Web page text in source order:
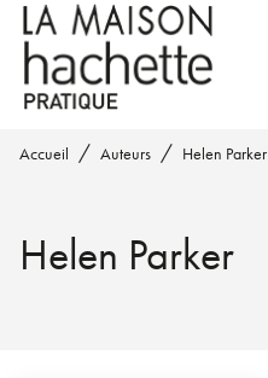
MENU RECHERCHE
PIED DE PAGE
Accueil / Auteurs / Helen Parker
Helen Parker